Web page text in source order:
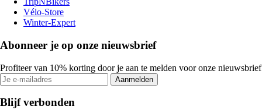
Vélo-Store
Winter-Expert
Abonneer je op onze nieuwsbrief
Profiteer van 10% korting door je aan te melden voor onze nieuwsbrief
Aanmelden
Blijf verbonden